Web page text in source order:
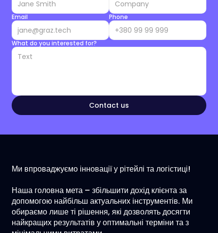
Email Phone
What do you interested for?
Contact us
Ми впроваджуємо інновації у рітейлі та логістиці!
Наша головна мета – збільшити дохід клієнта за
допомогою найбільш актуальних інструментів. Ми
обираємо лише ті рішення, які дозволять досягти
найкращих результатів у оптимальні терміни та з